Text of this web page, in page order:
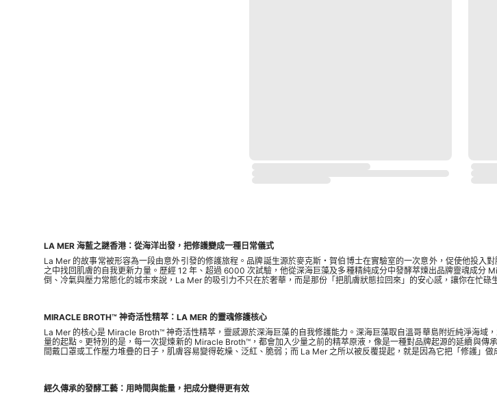
LA MER 海藍之謎香港：從海洋出發，把修護變成一種日常儀式
La Mer 的故事常被形容為一段由意外引發的修護旅程。品牌誕生源於麥克斯・賀伯博士在實驗室的一次意外，促使他投
之中找回肌膚的自我更新力量。歷經 12 年、超過 6000 次試驗，他從深海巨藻及多種精純成分中發酵萃煉出品牌靈魂成
倒、冷氣與壓力常態化的城市來說，La Mer 的吸引力不只在於奢華，而是那份「把肌膚狀態拉回來」的安心感，讓你在忙碌
MIRACLE BROTH™ 神奇活性精萃：LA MER 的靈魂修護核心
La Mer 的核心是 Miracle Broth™ 神奇活性精萃，靈感源於深海巨藻的自我修護能力。深海巨藻取自溫哥華島附近純淨海
量的起點。更特別的是，每一次提煉新的 Miracle Broth™，都會加入少量之前的精萃原液，像是一種對品牌起源的延續與
間戴口罩或工作壓力堆疊的日子，肌膚容易變得乾燥、泛紅、脆弱；而 La Mer 之所以被反覆提起，就是因為它把「修護」
經久傳承的發酵工藝：用時間與能量，把成分變得更有效